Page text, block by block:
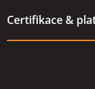
Certifikace &